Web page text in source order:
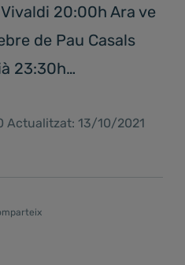
20:00h Ara ve
de Pau Casals
23:30h…
Actualitzat: 13/10/2021